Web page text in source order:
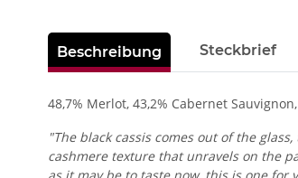
weitere Registerkarten anzeigen
Beschreibung Steckbrief
48,7% Merlot, 43,2% Cabernet
"The black cassis comes out of the
cashmere texture that unravels on the